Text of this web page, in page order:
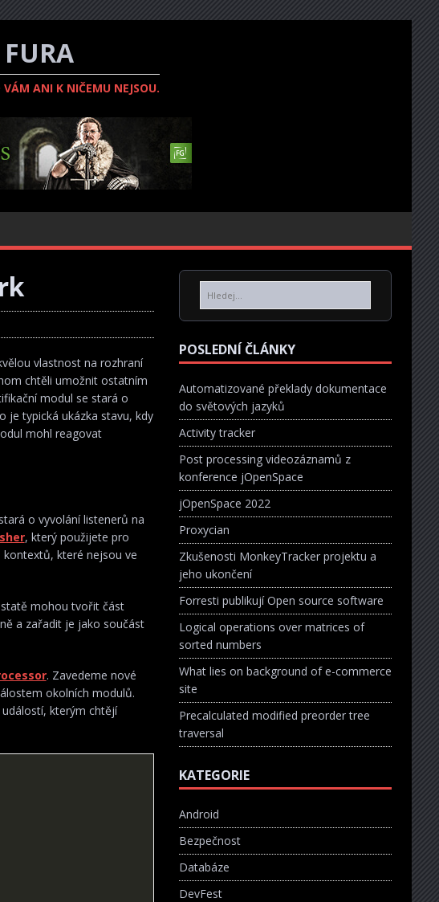
ANI K NIČEMU NEJSOU.
vlastnost na rozhraní
chtěli umožnit ostatním
modul se stará o
je typická ukázka stavu, kdy
mohl reagovat
o vyvolání listenerů na
, který použijete pro
které nejsou ve
mohou tvořit část
a zařadit je jako součást
. Zavedeme nové
okolních modulů.
kterým chtějí
POSLEDNÍ ČLÁNKY
Automatizované překlady dokumentace
do světových jazyků
Activity tracker
Post processing videozáznamů z
konference jOpenSpace
jOpenSpace 2022
Proxycian
Zkušenosti MonkeyTracker projektu a
jeho ukončení
Forresti publikují Open source software
Logical operations over matrices of
sorted numbers
What lies on background of e-commerce
site
Precalculated modified preorder tree
traversal
KATEGORIE
Android
Bezpečnost
Databáze
DevFest